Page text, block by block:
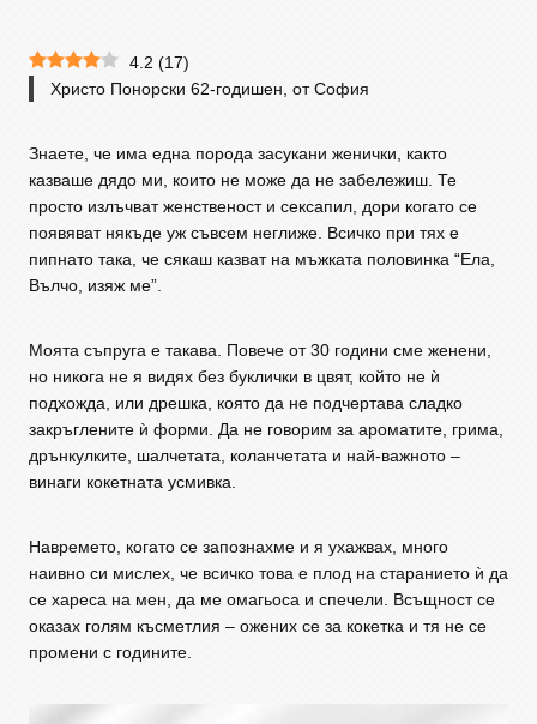
4.2 (17)
Христо Понорски 62-годишен, от София
Знаете, че има една порода засукани женички, както
казваше дядо ми, които не може да не забележиш. Те
просто излъчват женственост и сексапил, дори когато се
появяват някъде уж съвсем неглиже. Всичко при тяx е
пипнато така, че сякаш казват на мъжката половинка “Ела,
Вълчо, изяж ме”.
Моята съпруга е такава. Повече от 30 години сме женени,
но никога не я видях без буклички в цвят, който не ѝ
подхожда, или дрешка, която да не подчертава сладко
закръглените ѝ форми. Да не говорим за ароматите, грима,
дрънкулките, шалчетата, коланчетата и най-важното –
винаги кокетната усмивка.
Навремето, когато се запознахме и я ухажвах, много
наивно си мислех, че всичко това е плод на старанието ѝ да
се хареса на мен, да ме омагьоса и спечели. Всъщност се
оказах голям късметлия – ожених се за кокетка и тя не се
промени с годините.